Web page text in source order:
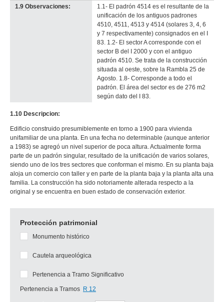
1.9 Observaciones:
1.1- El padrón 4514 es el resultante de la
unificación de los antiguos padrones
4510, 4511, 4513 y 4514 (solares 3, 4, 6
y 7 respectivamente) consignados en el I
83. 1.2- El sector A corresponde con el
sector B del I 2000 y con el antiguo
padrón 4510. Se trata de la construcción
situada al oeste, sobre la Rambla 25 de
Agosto. 1.8- Corresponde a todo el
padrón. El área del sector es de 276 m2
según dato del I 83.
1.10 Descripcion:
Edificio construido presumiblemente en torno a 1900 para vivienda
unifamiliar de una planta. En una fecha no determinable (aunque anterior
a 1983) se agregó un nivel superior de poca altura. Actualmente forma
parte de un padrón singular, resultado de la unificación de varios solares,
siendo uno de los tres sectores que conforman el mismo. En su planta baja
aloja un comercio con taller y en parte de la planta baja y la planta alta una
familia. La construcción ha sido notoriamente alterada respecto a la
original y se encuentra en buen estado de conservación exterior.
Protección patrimonial
Monumento histórico
Cautela arqueológica
Pertenencia a Tramo Significativo
Pertenencia a Tramos R 12